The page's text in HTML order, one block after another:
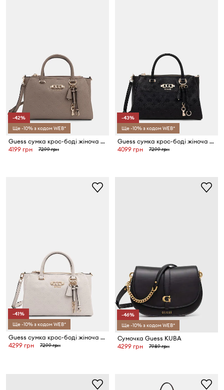
-42%
Ще -10% з кодом WEB*
Guess сумка крос-боді жіноча зі штучної шкіри ANISE
4199 грн
7299 грн
-43%
Ще -10% з кодом WEB*
Guess сумка крос-боді жіноча зі штучної шкіри ANISE
4099 грн
7299 грн
-41%
Ще -10% з кодом WEB*
Guess сумка крос-боді жіноча зі штучної шкіри ANISE
4299 грн
7299 грн
-46%
Ще -10% з кодом WEB*
Сумочка Guess KUBA
4299 грн
7989 грн